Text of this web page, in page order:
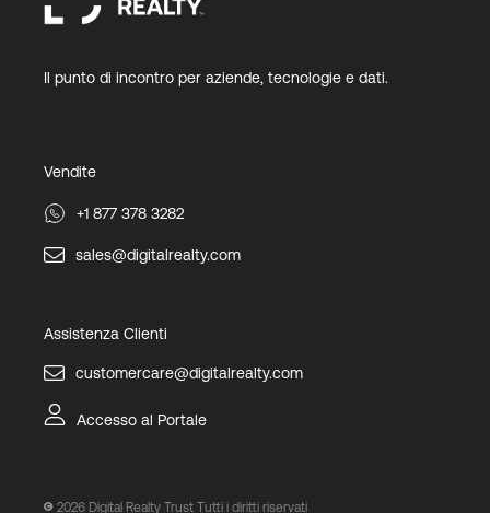
Il punto di incontro per aziende, tecnologie e dati.
Vendite
+1 877 378 3282
sales@digitalrealty.com
Assistenza Clienti
customercare@digitalrealty.com
Accesso al Portale
2026 Digital Realty Trust Tutti i diritti riservati